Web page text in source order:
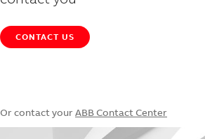
CONTACT US
Or contact your ABB Contact Center